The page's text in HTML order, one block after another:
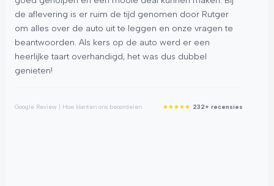
de aflevering is er ruim de tijd genomen door Rutger
om alles over de auto uit te leggen en onze vragen te
beantwoorden. Als kers op de auto werd er een
heerlijke taart overhandigd, het was dus dubbel
genieten!
Google Review | Hoe klanten ons beoordelen ★★★★★ 232+ recensies